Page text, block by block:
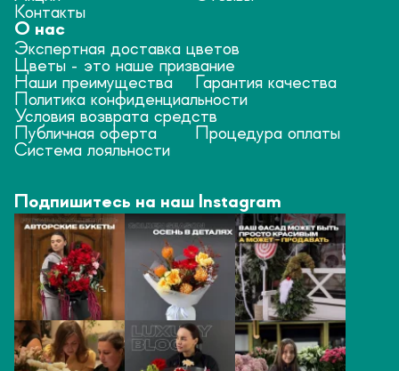
Контакты
О нас
Экспертная доставка цветов
Цветы - это наше призвание
Наши преимущества
Гарантия качества
Политика конфиденциальности
Условия возврата средств
Публичная оферта
Процедура оплаты
Система лояльности
Подпишитесь на наш Instagram